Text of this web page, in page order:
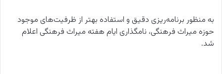
به‌ منظور برنامه‌ریزی دقیق و استفاده بهتر از ظرفیت‌های موجود
حوزه میراث‌ فرهنگی، نامگذاری ایام هفته میراث‌ فرهنگی اعلام
شد.